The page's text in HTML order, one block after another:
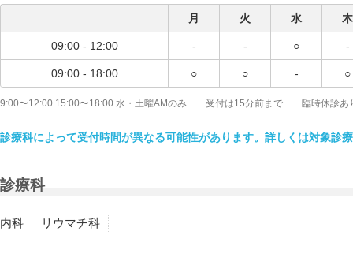
月 火 水 木
09:00 - 12:00 - - ○ -
09:00 - 18:00 ○ ○ - ○
9:00〜12:00 15:00〜18:00 水・土曜AMのみ 受付は15分前まで 臨時休診あ
診療科によって受付時間が異なる可能性があります。詳しくは対象診
診療科
内科 リウマチ科